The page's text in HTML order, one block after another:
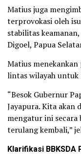
Matius juga
terprovokasi oleh
stabilitas
Digoel, Papua
Matius
lintas wilayah untuk
“Besok Gubernur
Jayapura. Kita akan
mengatur ini
terulang kembali,”
Klarifikasi BBKSDA